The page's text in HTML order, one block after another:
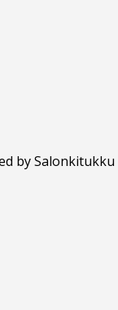
by Salonkitukku